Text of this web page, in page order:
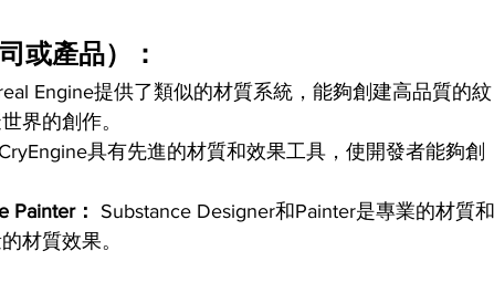
或產品）：
Engine提供了類似的材質系統，能夠創建高品質的紋
界的創作。
CryEngine具有先進的材質和效果工具，使開發者能夠創
Painter： Substance Designer和Painter是專業的材質和
材質效果。